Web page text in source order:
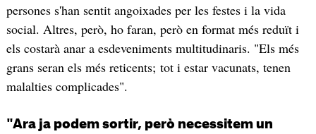
persones s'han sentit angoixades per les festes i la vida
social. Altres, però, ho faran, però en format més reduït i
els costarà anar a esdeveniments multitudinaris. "Els més
grans seran els més reticents; tot i estar vacunats, tenen
malalties complicades".
"Ara ja podem sortir, però necessitem un